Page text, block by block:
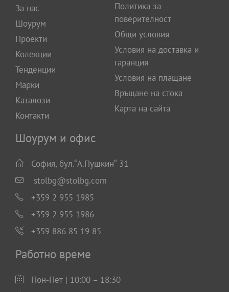
За нас
Шоурум
Проекти
Колекции
Тенденции
Марки
Каталози
Контакти
Политика за
поверителност
Общи условия
Условия на доставка и
гаранция
Условия на плащане
Връщане на стока
Карта на сайта
Шоурум и офис
София, бул.“А.Пушкин“ 31
stolbg@stolbg.com
+359 2 955 1985
+359 2 955 1986
+359 886 85 19 85
Работно време
Пон-Пет | 10:00 – 18:30